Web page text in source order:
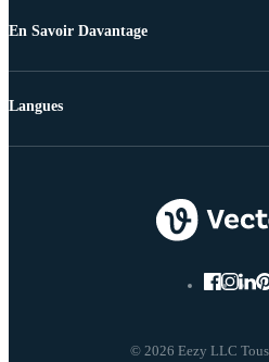
En Savoir Davantage
© 2026 Eezy LLC
Langues